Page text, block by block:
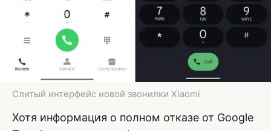
Слитый интерфейс новой звонилки Xiaomi
Хотя информация о полном отказе от Google